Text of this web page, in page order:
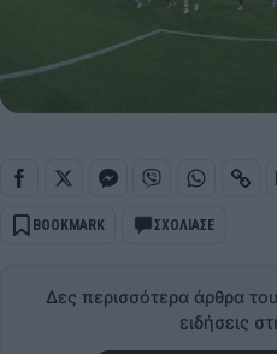
BOOKMARK ΣΧΟΛΙΑΣΕ
Δες περισσότερα άρθρα
ειδήσεις